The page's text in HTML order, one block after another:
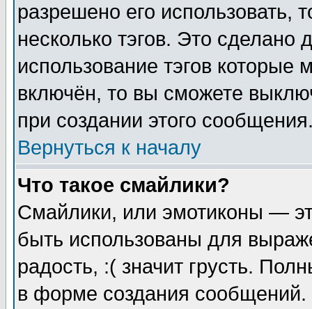
разрешено его использовать,
несколько тэгов. Это сделано
использование тэгов
включён, то вы сможете
при создании этого
Вернуться к началу
Что такое смайлики?
Смайлики, или эмотиконы —
быть использованы для
радость, :( значит грусть.
в форме создания сообщений.